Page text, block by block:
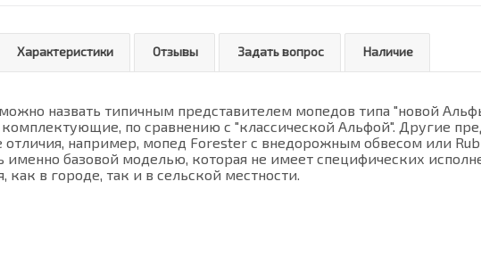
Характеристики Отзывы Задать вопрос Наличие
назвать типичным представителем мопедов типа "новой
комплектующие, по сравнению с "классической Альфой". Другие
отличия, например, мопед Forester с внедорожным обвесом или
именно базовой моделью, которая не имеет специфических
как в городе, так и в сельской местности.